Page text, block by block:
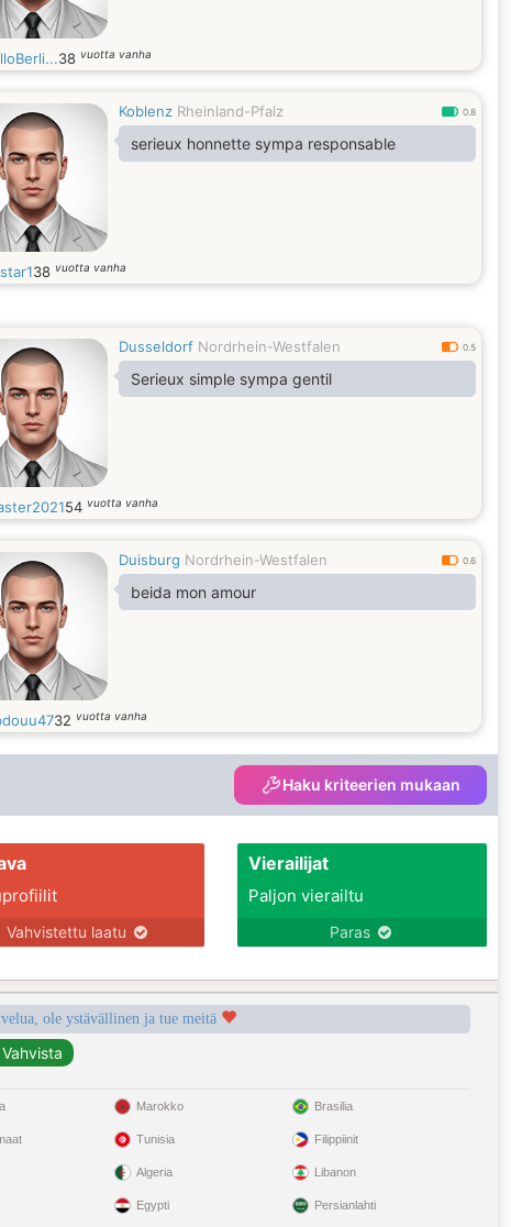
38 vuotta vanha
Koblenz Rheinland-Pfalz 0.8
serieux honnette sympa responsable
38 vuotta vanha
Dusseldorf Nordrhein-Westfalen 0.5
Serieux simple sympa gentil
54 vuotta vanha
Duisburg Nordrhein-Westfalen 0.6
beida mon amour
32 vuotta vanha
Haku kriteerien mukaan
Vahvistettu laatu
Vierailijat
Paljon vierailtu
Paras
ole ystävällinen ja tue meitä
Marokko
Tunisia
Algeria
Egypti
Brasilia
Filippiinit
Libanon
Persianlahti